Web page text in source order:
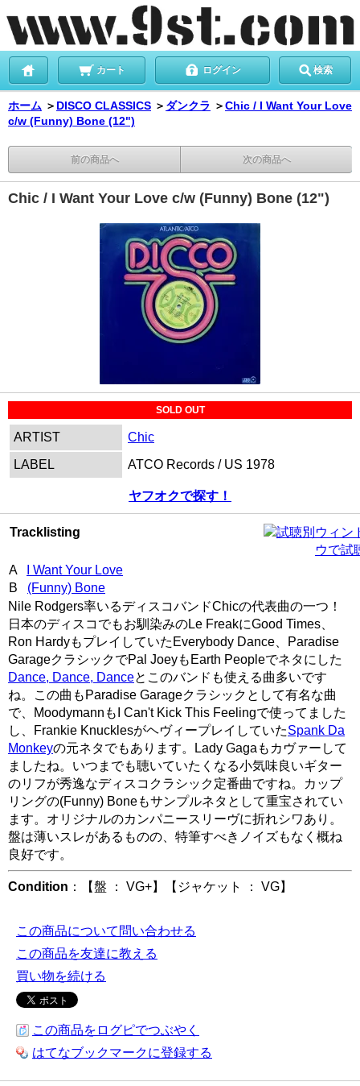
カート ログイン 検索
ホーム ＞ DISCO CLASSICS ＞ ダンクラ ＞Chic / I Want Your Love
c/w (Funny) Bone (12")
前の商品へ 次の商品へ
Chic / I Want Your Love c/w (Funny) Bone (12")
SOLD OUT
ARTIST
Chic
LABEL
ATCO Records / US 1978
ヤフオクで探す！
Tracklisting
別ウィン
ウで試
A
I Want Your Love
B (Funny) Bone
Nile Rodgers率いるディスコバンドChicの代表曲の一つ！
日本のディスコでもお馴染みのLe FreakにGood Times、
Ron HardyもプレイしていたEverybody Dance、Paradise
GarageクラシックでPal JoeyもEarth Peopleでネタにした
Dance, Dance, Danceとこのバンドも使える曲多いです
ね。この曲もParadise Garageクラシックとして有名な曲
で、MoodymannもI Can't Kick This Feelingで使ってました
し、Frankie KnucklesがヘヴィープレイしていたSpank Da
Monkeyの元ネタでもあります。Lady Gagaもカヴァーして
ましたね。いつまでも聴いていたくなる小気味良いギター
のリフが秀逸なディスコクラシック定番曲ですね。カップ
リングの(Funny) Boneもサンプルネタとして重宝されてい
ます。オリジナルのカンパニースリーヴに折れシワあり。
盤は薄いスレがあるものの、特筆すべきノイズもなく概ね
良好です。
Condition ：【盤 ： VG+】【ジャケット ： VG】
この商品について問い合わせる
この商品を友達に教える
買い物を続ける
この商品をログピでつぶやく
はてなブックマークに登録する